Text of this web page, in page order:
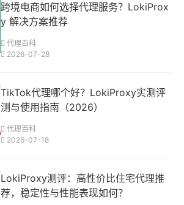
跨境电商如何选择代理服务？LokiProx
y 解决方案推荐
代理百科
2026-07-28
TikTok代理哪个好？LokiProxy实测评
测与使用指南（2026）
代理百科
2026-07-18
LokiProxy测评：高性价比住宅代理推
荐，稳定性与性能表现如何？